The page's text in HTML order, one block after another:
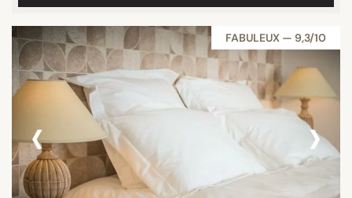
Pologne
Japon
Kenya
République dominicaine
Uruguay
Inde
Bahamas
Roumanie
FABULEUX — 9,3/10
‹ ›